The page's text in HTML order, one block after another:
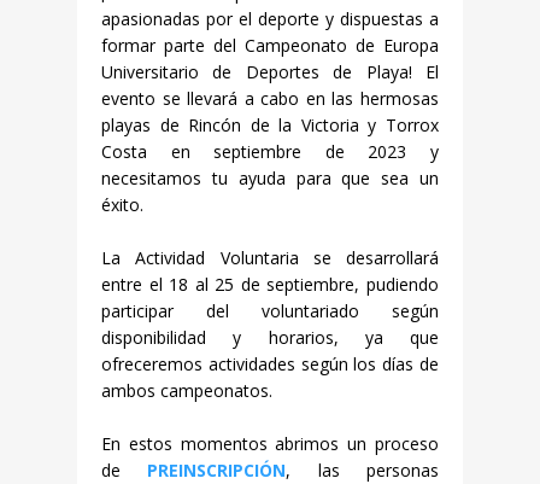
apasionadas por el deporte y dispuestas a
formar parte del Campeonato de Europa
Universitario de Deportes de Playa! El
evento se llevará a cabo en las hermosas
playas de Rincón de la Victoria y Torrox
Costa en septiembre de 2023 y
necesitamos tu ayuda para que sea un
éxito.
La Actividad Voluntaria se desarrollará
entre el 18 al 25 de septiembre, pudiendo
participar del voluntariado según
disponibilidad y horarios, ya que
ofreceremos actividades según los días de
ambos campeonatos.
En estos momentos abrimos un proceso
de PREINSCRIPCIÓN, las personas